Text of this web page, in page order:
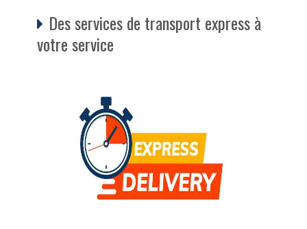
Des services de transport express à
votre service